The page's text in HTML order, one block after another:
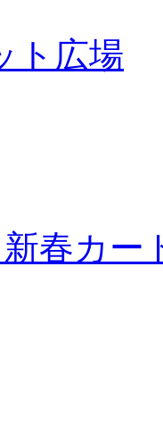
ト広場
新春カ